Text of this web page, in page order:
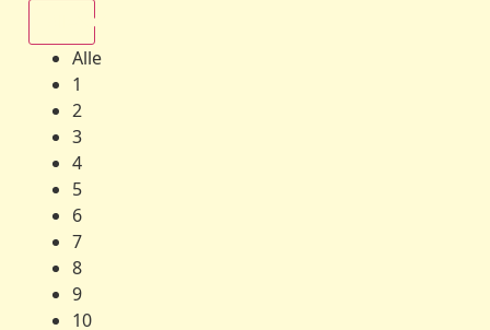
Alle
1
2
3
4
5
6
7
8
9
10